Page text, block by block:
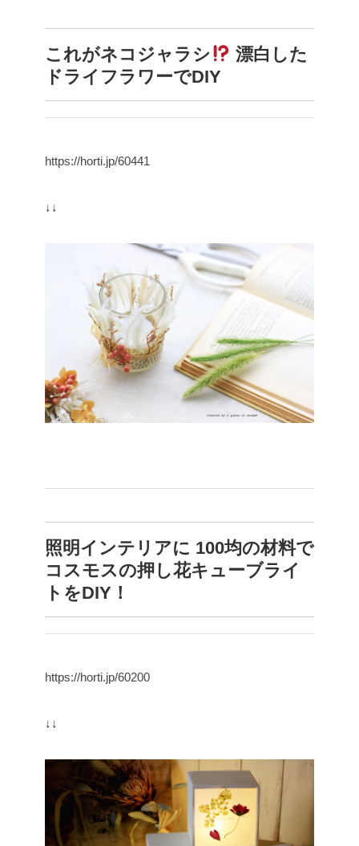
これがネコジャラシ
漂白した
ドライフラワーでDIY
https://horti.jp/60441
↓↓
照明インテリアに 100均の材料で
コスモスの押し花キューブライ
トをDIY！
https://horti.jp/60200
↓↓